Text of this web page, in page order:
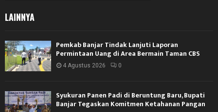
LAINNYA
Pemkab Banjar Tindak Lanjuti Laporan
Permintaan Uang di Area Bermain Taman CBS
4 Agustus 2026 0
Syukuran Panen Padi di Beruntung Baru, Bupati
Banjar Tegaskan Komitmen Ketahanan Pangan